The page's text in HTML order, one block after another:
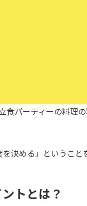
ーティーの料理の
決める」ということ
トとは？